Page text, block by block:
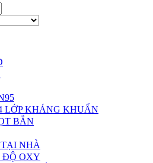
LỚP KHÁNG KHUẨN
BẮN
NHÀ
ĐỘ OXY